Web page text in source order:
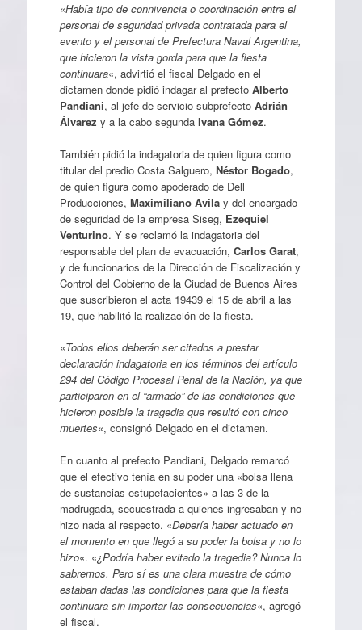
«Había tipo de connivencia o coordinación entre el
personal de seguridad privada contratada para el
evento y el personal de Prefectura Naval Argentina,
que hicieron la vista gorda para que la fiesta
continuara«, advirtió el fiscal Delgado en el
dictamen donde pidió indagar al prefecto Alberto
Pandiani, al jefe de servicio subprefecto Adrián
Álvarez y a la cabo segundaIvana Gómez.
También pidió la indagatoria de quien figura como
titular del predio Costa Salguero, Néstor Bogado,
de quien figura como apoderado de Dell
Producciones, Maximiliano Avilay del encargado
de seguridad de la empresa Siseg, Ezequiel
Venturino. Y se reclamó la indagatoria del
responsable del plan de evacuación, Carlos Garat,
y de funcionarios de la Dirección de Fiscalización y
Control del Gobierno de la Ciudad de Buenos Aires
que suscribieron el acta 19439 el 15 de abril a las
19, que habilitó la realización de la fiesta.
«Todos ellos deberán ser citados a prestar
declaración indagatoria en los términos del artículo
294 del Código Procesal Penal de la Nación, ya que
participaron en el “armado” de las condiciones que
hicieron posible la tragedia que resultó con cinco
muertes«, consignó Delgado en el dictamen.
En cuanto al prefecto Pandiani, Delgado remarcó
que el efectivo tenía en su poder una «bolsa llena
de sustancias estupefacientes» a las 3 de la
madrugada, secuestrada a quienes ingresaban y no
hizo nada al respecto. «Debería haber actuado en
el momento en que llegó a su poder la bolsa y no lo
hizo«. «¿Podría haber evitado la tragedia? Nunca lo
sabremos. Pero sí es una clara muestra de cómo
estaban dadas las condiciones para que la fiesta
continuara sin importar las consecuencias«, agregó
el fiscal.